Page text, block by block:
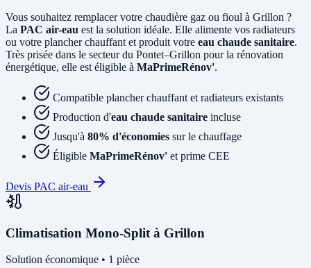
Vous souhaitez remplacer votre chaudière gaz ou fioul à Grillon ?
La PAC air-eau est la solution idéale. Elle alimente vos radiateurs
ou votre plancher chauffant et produit votre eau chaude sanitaire.
Très prisée dans le secteur du Pontet–Grillon pour la rénovation
énergétique, elle est éligible à MaPrimeRénov'.
Compatible plancher chauffant et radiateurs existants
Production d'eau chaude sanitaire incluse
Jusqu'à 80% d'économies sur le chauffage
Éligible MaPrimeRénov' et prime CEE
Devis PAC air-eau
Climatisation Mono-Split à Grillon
Solution économique • 1 pièce